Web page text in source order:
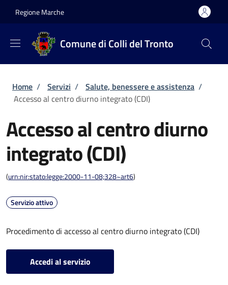
Regione Marche
Comune di Colli del Tronto
Briciole di pane
Home / Servizi / Salute, benessere e assistenza /
Accesso al centro diurno integrato (CDI)
Accesso al centro diurno
integrato (CDI)
(urn:nir:stato:legge:2000-11-08;328~art6)
Servizio attivo
Procedimento di accesso al centro diurno integrato (CDI)
Accedi al servizio